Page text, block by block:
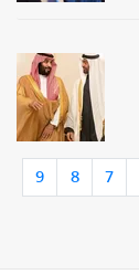
7
8
9